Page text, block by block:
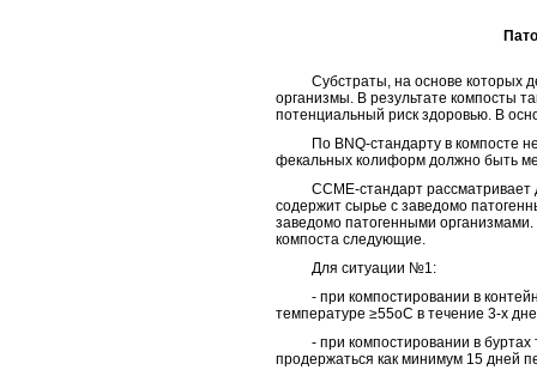
Субстраты, на основе которых
организмы. В результате компосты
потенциальный риск здоровью. В
По BNQ-стандарту в компосте не
фекальных колиформ должно быть
CCME-стандарт рассматривает
содержит сырье с заведомо
заведомо патогенными организмами.
компоста следующие.
Для ситуации №1:
- при компостировании в
температуре ≥55оС в течение 3-х
- при компостировании в буртах
продержаться как минимум 15 дней